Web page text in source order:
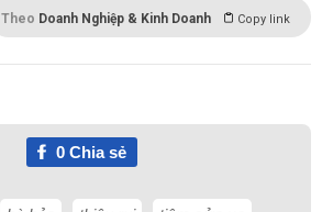
Theo Doanh Nghiệp & Kinh Doanh Copy link
0Chia sẻ